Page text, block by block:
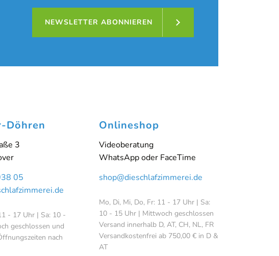
NEWSLETTER ABONNIEREN
Döhren
3
05
- 17 Uhr | Sa: 10 -
geschlossen und
nach
Onlineshop
Videoberatung
WhatsApp oder FaceTime
shop@dieschlafzimmerei.de
Mo, Di, Mi, Do, Fr: 11 - 17 Uhr | Sa:
10 - 15 Uhr | Mittwoch geschlossen
Versand innerhalb D, AT, CH, NL, FR
Versandkostenfrei ab 750,00 € in D &
AT